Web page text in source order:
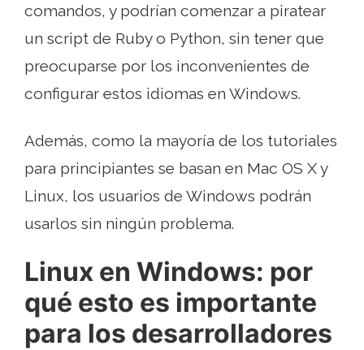
comandos, y podrían comenzar a piratear
un script de Ruby o Python, sin tener que
preocuparse por los inconvenientes de
configurar estos idiomas en Windows.
Además, como la mayoría de los tutoriales
para principiantes se basan en Mac OS X y
Linux, los usuarios de Windows podrán
usarlos sin ningún problema.
Linux en Windows: por
qué esto es importante
para los desarrolladores